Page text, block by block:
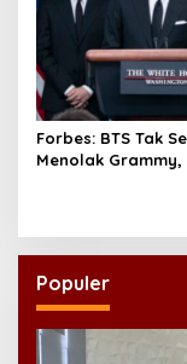
Forbes: BTS Tak
Menolak Grammy,
Populer